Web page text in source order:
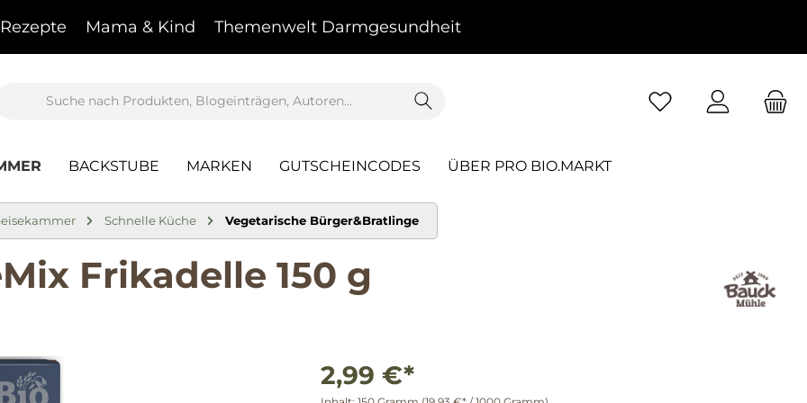
Rezepte Mama & Kind Themenwelt Darmgesundheit
BACKSTUBE MARKEN GUTSCHEINCODES ÜBER PRO BIO.MARKT
Schnelle Küche Vegetarische Bürger&Bratlinge
Frikadelle 150 g
2,99 €*